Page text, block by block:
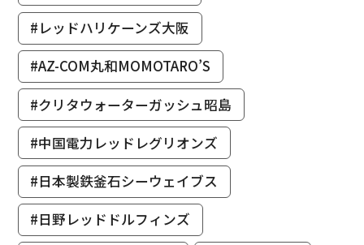
#レッドハリケーンズ大阪
#AZ-COM丸和MOMOTARO’S
#クリタウォーターガッシュ昭島
#中国電力レッドレグリオンズ
#日本製鉄釜石シーウェイブス
#日野レッドドルフィンズ